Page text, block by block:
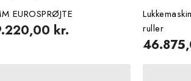
EUROSPRØJTE
kr.
ruller